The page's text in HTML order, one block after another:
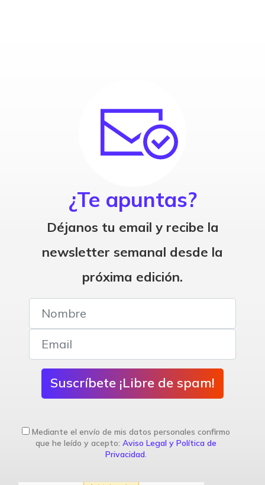
¿Te apuntas?
Déjanos tu email y recibe la
newsletter semanal desde la
próxima edición.
Suscríbete ¡Libre de spam!
Mediante el envío de mis datos personales confirmo
que he leído y acepto: Aviso Legal y Política de
Privacidad